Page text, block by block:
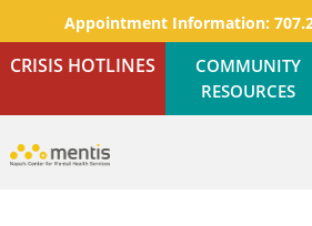
Appointment Information:
CRISIS HOTLINES
COMMUNITY
RESOURCES